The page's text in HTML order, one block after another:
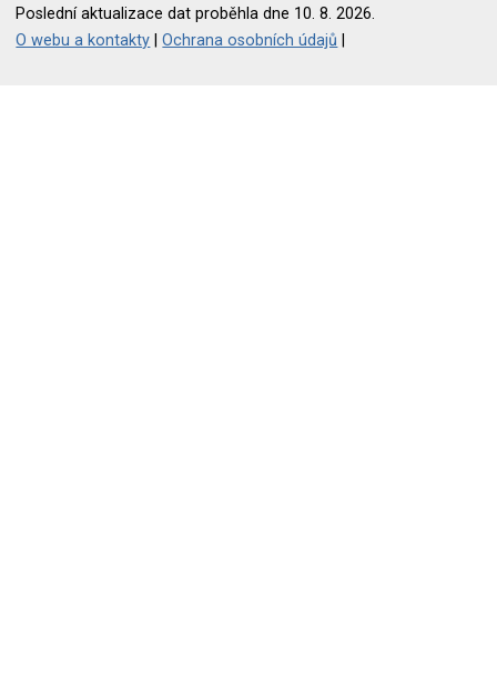
Poslední aktualizace dat proběhla dne 10. 8. 2026.
O webu a kontakty |Ochrana osobních údajů